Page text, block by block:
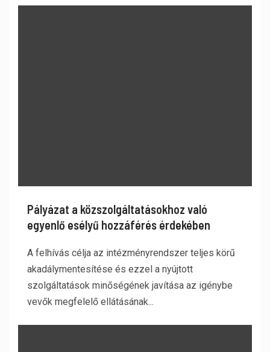
Pályázat a közszolgáltatásokhoz való
egyenlő esélyű hozzáférés érdekében
A felhívás célja az intézményrendszer teljes körű
akadálymentesítése és ezzel a nyújtott
szolgáltatások minőségének javítása az igénybe
vevők megfelelő ellátásának...